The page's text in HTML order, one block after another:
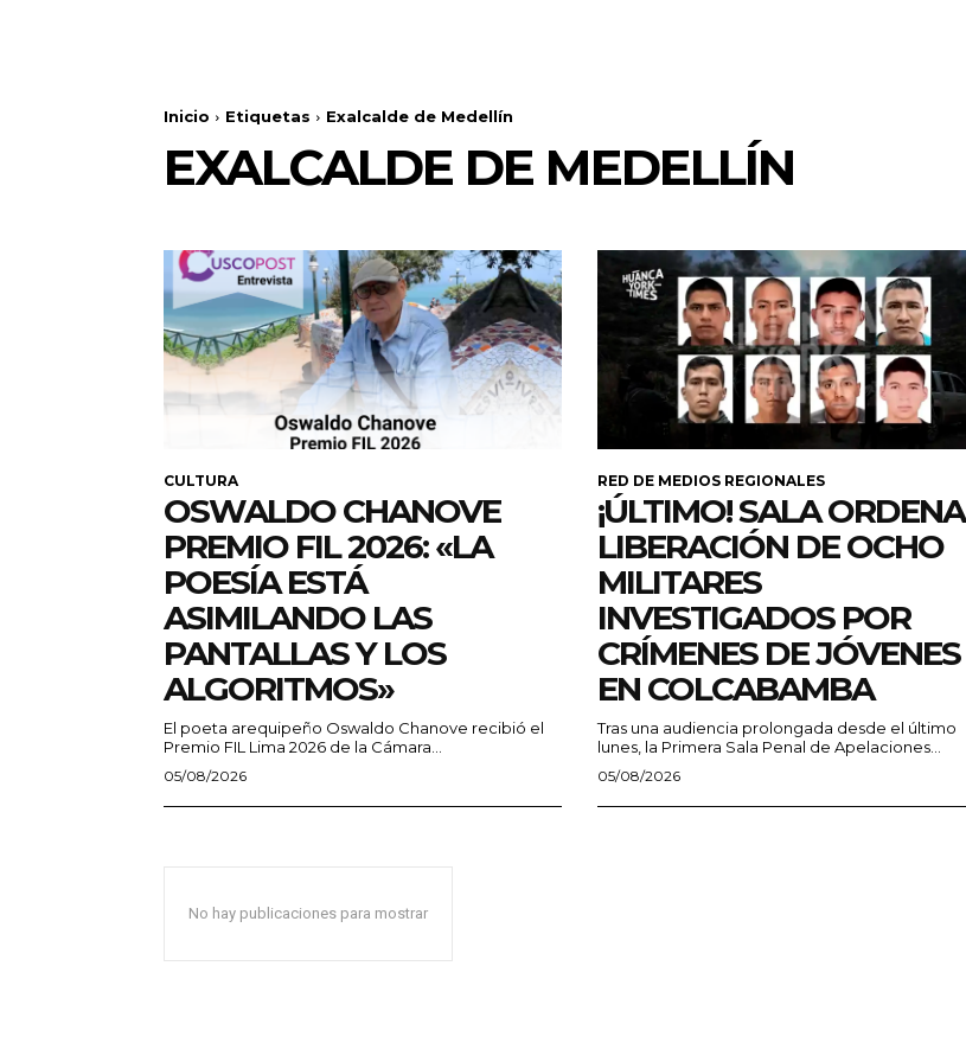
Inicio Etiquetas Exalcalde de Medellín
EXALCALDE DE MEDELLÍN
CULTURA
OSWALDO CHANOVE
PREMIO FIL 2026: «LA
POESÍA ESTÁ
ASIMILANDO LAS
PANTALLAS Y LOS
ALGORITMOS»
El poeta arequipeño Oswaldo Chanove recibió el
Premio FIL Lima 2026 de la Cámara...
05/08/2026
RED DE MEDIOS REGIONALES
¡ÚLTIMO! SALA ORDENA
LIBERACIÓN DE OCHO
MILITARES
INVESTIGADOS POR
CRÍMENES DE JÓVENES
EN COLCABAMBA
Tras una audiencia prolongada desde el último
lunes, la Primera Sala Penal de Apelaciones...
05/08/2026
No hay publicaciones para mostrar